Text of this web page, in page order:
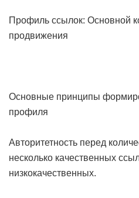
Профиль ссылок: Основной
продвижения
Основные принципы
профиля
Авторитетность перед
несколько качественных
низкокачественных.